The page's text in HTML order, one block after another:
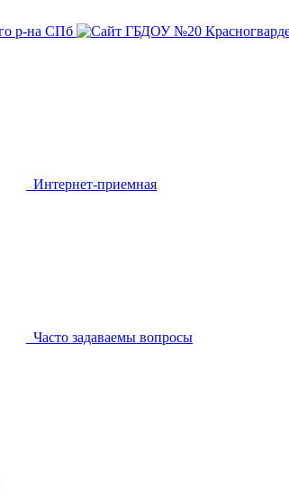
Интернет-приемная
Часто задаваемы вопросы